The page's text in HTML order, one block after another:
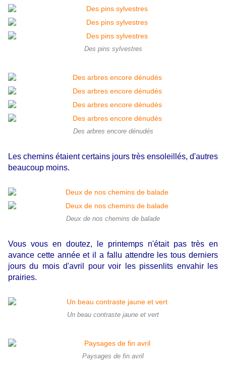
Des pins sylvestres
Des arbres encore dénudés
Les chemins étaient certains jours très ensoleillés, d'autres
beaucoup moins.
Deux de nos chemins de balade
Vous vous en doutez, le printemps n'était pas très en
avance cette année et il a fallu attendre les tous derniers
jours du mois d'avril pour voir les pissenlits envahir les
prairies.
Un beau contraste jaune et vert
Paysages de fin avril